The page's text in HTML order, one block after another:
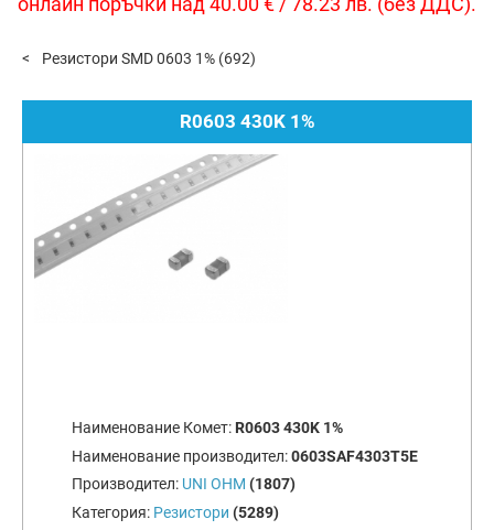
Резистори SMD 0603 1% (692)
R0603 430K 1%
Наименование Комет: R0603 430K 1%
Наименование производител:0603SAF4303T5E
Производител: UNI OHM (1807)
Категория: Резистори (5289)